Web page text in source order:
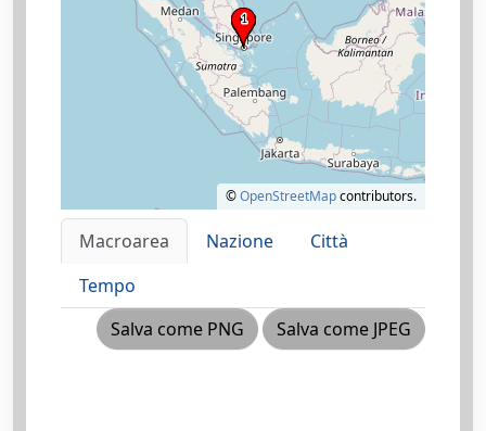
©OpenStreetMapcontributors.
Macroarea Nazione
Città
Tempo
Salva come PNG
Salva come JPEG